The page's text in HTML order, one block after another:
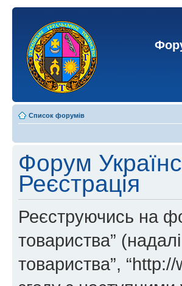
Список форумів
Форум
Реєстрація
Реєструючись на
товариства”
товариства”,